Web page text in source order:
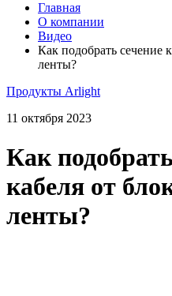
Главная
О компании
Видео
Как подобрать сечение
ленты?
Продукты Arlight
11 октября 2023
Как
кабеля от
ленты?